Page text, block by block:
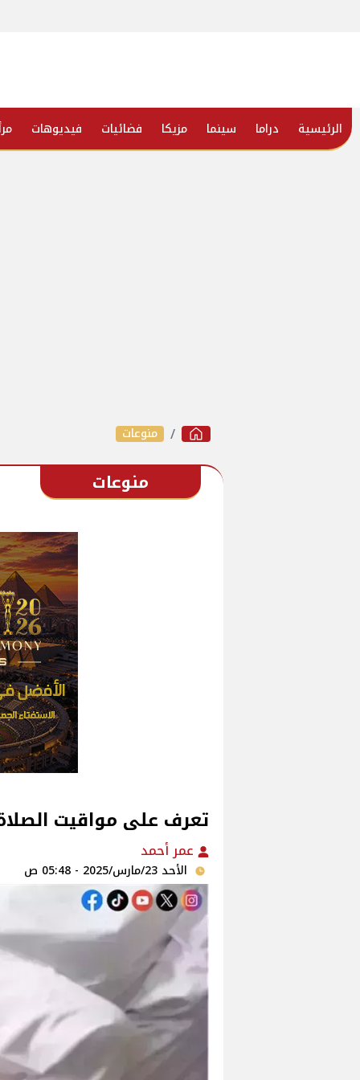
الرئيسية دراما سينما مزيكا فضائيات فيديوهات
منوعات
منوعات
تعرف على مواقيت
عمر أحمد
الأحد 23/مارس/2025 - 05:48 ص